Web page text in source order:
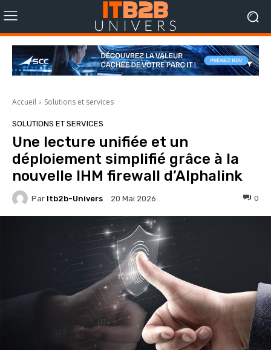
Accueil Solutions et services
SOLUTIONS ET SERVICES
Une lecture unifiée et un
déploiement simplifié grâce à la
nouvelle IHM firewall d’Alphalink
Par Itb2b-Univers 20 Mai 2026 0